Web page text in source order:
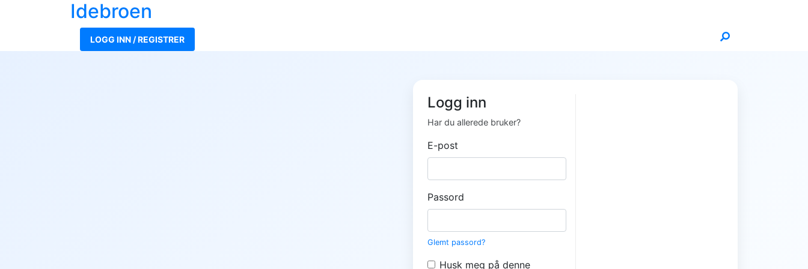
Idebroen
LOGG INN / REGISTRER
Logg inn
Har du allerede bruker?
E-post
Passord
Glemt passord?
Husk meg på denne